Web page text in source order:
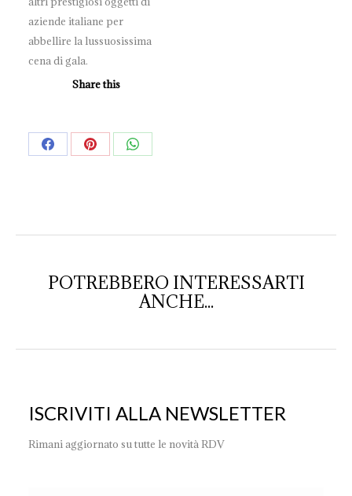
aziende italiane per
abbellire la lussuosissima
cena di gala.
Share this
Share Share Share
POTREBBERO INTERESSARTI
ANCHE...
ISCRIVITI ALLA NEWSLETTER
Rimani aggiornato su tutte le novità RDV